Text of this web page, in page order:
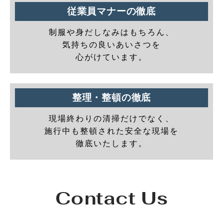
従業員マナーの徹底
制服や身だしなみはもちろん、
気持ちの良いあいさつを
心がけています。
整理・整頓の徹底
現場終わりの清掃だけでなく、
施行中も整頓された安全な現場を
徹底いたします。
Contact Us